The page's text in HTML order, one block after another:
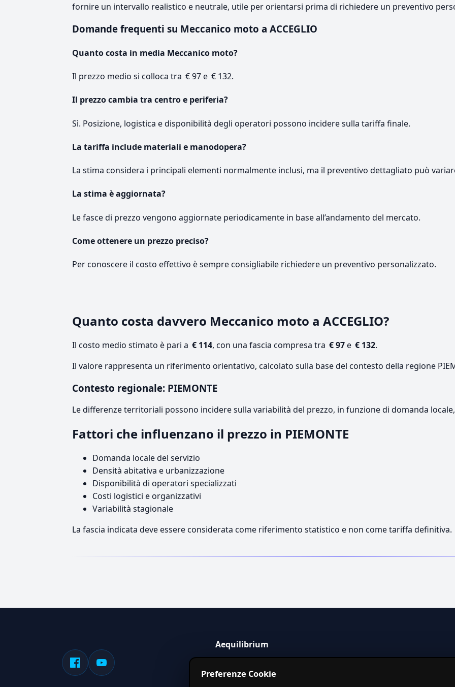
fornire un intervallo realistico e neutrale, utile per orientarsi prima di richiedere un preventivo
Domande frequenti su Meccanico moto a ACCEGLIO
Quanto costa in media Meccanico moto?
Il prezzo medio si colloca tra € 97 e € 132.
Il prezzo cambia tra centro e periferia?
Sì. Posizione, logistica e disponibilità degli operatori possono incidere sulla tariffa finale.
La tariffa include materiali e manodopera?
La stima considera i principali elementi normalmente inclusi, ma il preventivo dettagliato può
La stima è aggiornata?
Le fasce di prezzo vengono aggiornate periodicamente in base all’andamento del mercato.
Come ottenere un prezzo preciso?
Per conoscere il costo effettivo è sempre consigliabile richiedere un preventivo personalizzato.
Quanto costa davvero Meccanico moto a ACCEGLIO?
Il costo medio stimato è pari a € 114, con una fascia compresa tra € 97e € 132.
Il valore rappresenta un riferimento orientativo, calcolato sulla base del contesto della regione
Contesto regionale: PIEMONTE
Le differenze territoriali possono incidere sulla variabilità del prezzo, in funzione di domanda
Fattori che influenzano il prezzo in PIEMONTE
Domanda locale del servizio
Densità abitativa e urbanizzazione
Disponibilità di operatori specializzati
Costi logistici e organizzativi
Variabilità stagionale
La fascia indicata deve essere considerata come riferimento statistico e non come tariffa definitiva.
Aequilibrium
servizi in Italia.
Preferenze Cookie